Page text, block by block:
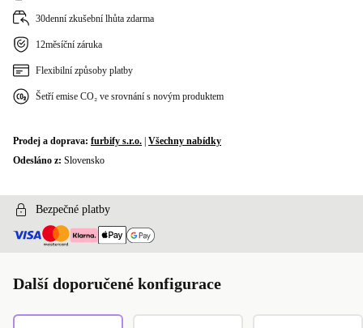
SI (slovinština)
US (americká angličtina)
30denní zkušební lhůta zdarma
12měsíční záruka
Flexibilní způsoby platby
Šetří emise CO₂ ve srovnání s novým produktem
Prodej a doprava: furbify s.r.o. Všechny nabídky
Odesláno z: Slovensko
Bezpečné platby
Další doporučené konfigurace